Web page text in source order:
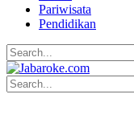
Pariwisata
Pendidikan